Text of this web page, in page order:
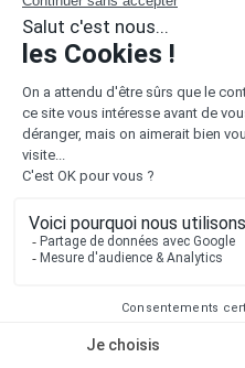
pour la maison. Outre
faut prendre en compte la
proposée par le constructeur.
taxes éventuelles coûtent
localisation du
Quant auxfrais de notaire
Lorsque vous vous tournez
nécessaire de faire des
souvent coûteux et doivent